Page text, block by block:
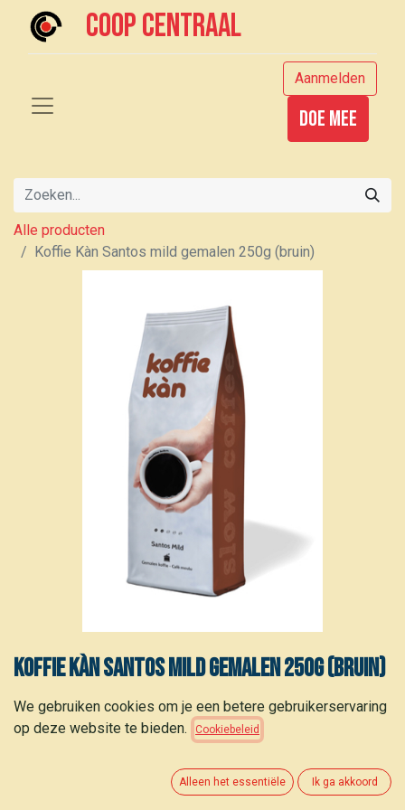
Coop centraal
Aanmelden
Doe mee
Alle producten
Koffie Kàn Santos mild gemalen 250g (bruin)
Koffie Kàn Santos mild gemalen 250g (bruin)
6,60€ (26,40€/kg)
We gebruiken cookies om je een betere gebruikerservaring
op deze website te bieden.
Cookiebeleid
Alleen het essentiële Ik ga akkoord